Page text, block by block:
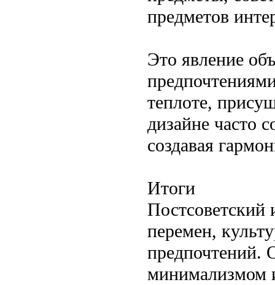
предметов
Это явление
теплоте,
дизайне часто
создавая
Итоги
Постсоветский
перемен,
предпочтений.
минимализмом